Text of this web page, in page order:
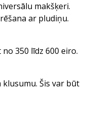
makšķeri.
ar pludiņu.
350 līdz 600 eiro.
Šis var būt